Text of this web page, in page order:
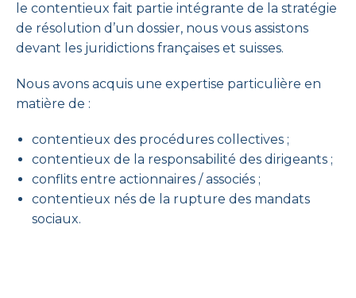
le contentieux fait partie intégrante de la stratégie
de résolution d’un dossier, nous vous assistons
devant les juridictions françaises et suisses.
Nous avons acquis une expertise particulière en
matière de :
contentieux des procédures collectives ;
contentieux de la responsabilité des dirigeants ;
conflits entre actionnaires / associés ;
contentieux nés de la rupture des mandats
sociaux.